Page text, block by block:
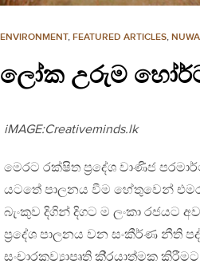
ENVIRONMENT, FEATURED ARTICLES,
ලෝක උරුම
iMAGE:Creativeminds.lk
මෙරට රක්ෂිත ප‍්‍රදේශ වාණිජ
යටතේ පාලනය වීම හේතුවෙන්
බැංකුව දිගින් දිගට ම ලංකා
ප‍්‍රදේශ පාලනය වන සංකීර්ණ නීති
සංචාරකව්‍යාපෘති කි‍්‍රයාත්මක